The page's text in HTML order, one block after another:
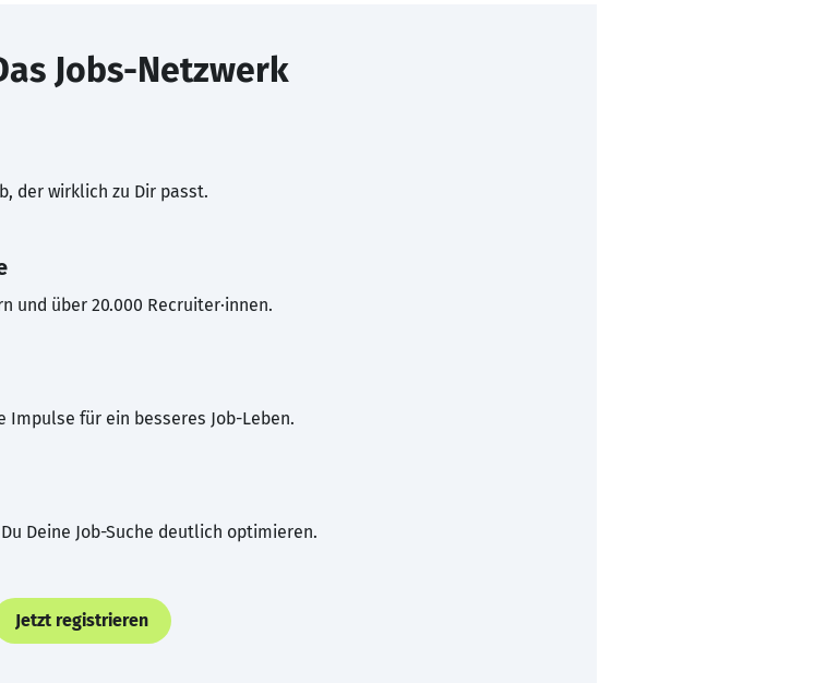
Jobs-Netzwerk
der wirklich zu Dir passt.
und über 20.000 Recruiter·innen.
für ein besseres Job-Leben.
Deine Job-Suche deutlich optimieren.
Jetzt registrieren